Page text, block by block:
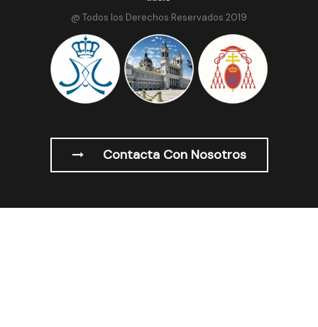
@ Todos los Derechos Reservados 2019
Contacta Con Nosotros